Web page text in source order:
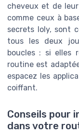
cheveux et de
comme ceux à
secrets loly, sont
tous les deux
boucles : si elles
routine est
espacez les
coiffant.
Conseils pour
dans votre